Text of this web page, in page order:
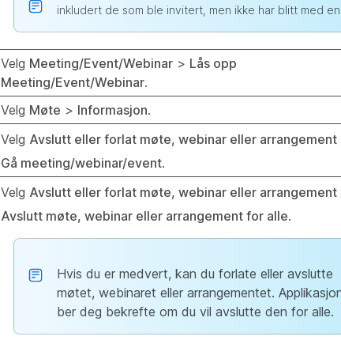
inkludert de som ble invitert, men ikke har blitt med
Velg Meeting/Event/Webinar > Lås opp
Meeting/Event/Webinar.
Velg Møte > Informasjon.
Velg Avslutt eller forlat møte, webinar eller arrangement
Gå meeting/webinar/event.
Velg Avslutt eller forlat møte, webinar eller arrangement
Avslutt møte, webinar eller arrangement for alle.
Hvis du er medvert, kan du forlate eller avslutte
møtet, webinaret eller arrangementet.
ber deg bekrefte om du vil avslutte den for alle.